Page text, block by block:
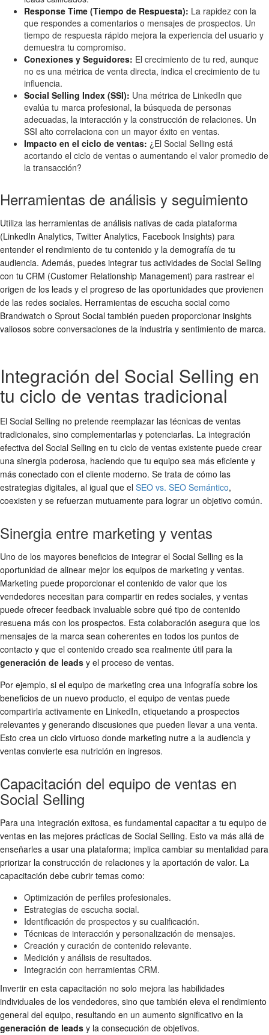
Response Time (Tiempo de Respuesta): La rapidez con la
que respondes a comentarios o mensajes de prospectos. Un
tiempo de respuesta rápido mejora la experiencia del usuario y
demuestra tu compromiso.
Conexiones y Seguidores: El crecimiento de tu red, aunque
no es una métrica de venta directa, indica el crecimiento de tu
influencia.
Social Selling Index (SSI): Una métrica de LinkedIn que
evalúa tu marca profesional, la búsqueda de personas
adecuadas, la interacción y la construcción de relaciones. Un
SSI alto correlaciona con un mayor éxito en ventas.
Impacto en el ciclo de ventas: ¿El Social Selling está
acortando el ciclo de ventas o aumentando el valor promedio de
la transacción?
Herramientas de análisis y seguimiento
Utiliza las herramientas de análisis nativas de cada plataforma
(LinkedIn Analytics, Twitter Analytics, Facebook Insights) para
entender el rendimiento de tu contenido y la demografía de tu
audiencia. Además, puedes integrar tus actividades de Social Selling
con tu CRM (Customer Relationship Management) para rastrear el
origen de los leads y el progreso de las oportunidades que provienen
de las redes sociales. Herramientas de escucha social como
Brandwatch o Sprout Social también pueden proporcionar insights
valiosos sobre conversaciones de la industria y sentimiento de marca.
Integración del Social Selling en
tu ciclo de ventas tradicional
El Social Selling no pretende reemplazar las técnicas de ventas
tradicionales, sino complementarlas y potenciarlas. La integración
efectiva del Social Selling en tu ciclo de ventas existente puede crear
una sinergia poderosa, haciendo que tu equipo sea más eficiente y
más conectado con el cliente moderno. Se trata de cómo las
estrategias digitales, al igual que el SEO vs. SEO Semántico,
coexisten y se refuerzan mutuamente para lograr un objetivo común.
Sinergia entre marketing y ventas
Uno de los mayores beneficios de integrar el Social Selling es la
oportunidad de alinear mejor los equipos de marketing y ventas.
Marketing puede proporcionar el contenido de valor que los
vendedores necesitan para compartir en redes sociales, y ventas
puede ofrecer feedback invaluable sobre qué tipo de contenido
resuena más con los prospectos. Esta colaboración asegura que los
mensajes de la marca sean coherentes en todos los puntos de
contacto y que el contenido creado sea realmente útil para la
generación de leads y el proceso de ventas.
Por ejemplo, si el equipo de marketing crea una infografía sobre los
beneficios de un nuevo producto, el equipo de ventas puede
compartirla activamente en LinkedIn, etiquetando a prospectos
relevantes y generando discusiones que pueden llevar a una venta.
Esto crea un ciclo virtuoso donde marketing nutre a la audiencia y
ventas convierte esa nutrición en ingresos.
Capacitación del equipo de ventas en
Social Selling
Para una integración exitosa, es fundamental capacitar a tu equipo de
ventas en las mejores prácticas de Social Selling. Esto va más allá de
enseñarles a usar una plataforma; implica cambiar su mentalidad para
priorizar la construcción de relaciones y la aportación de valor. La
capacitación debe cubrir temas como:
Optimización de perfiles profesionales.
Estrategias de escucha social.
Identificación de prospectos y su cualificación.
Técnicas de interacción y personalización de mensajes.
Creación y curación de contenido relevante.
Medición y análisis de resultados.
Integración con herramientas CRM.
Invertir en esta capacitación no solo mejora las habilidades
individuales de los vendedores, sino que también eleva el rendimiento
general del equipo, resultando en un aumento significativo en la
generación de leads y la consecución de objetivos.